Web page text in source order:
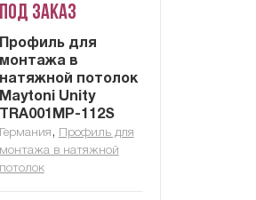
Под заказ
Профиль для
монтажа в
натяжной потолок
Maytoni Unity
TRA001MP-112S
Германия , Профиль для
монтажа в натяжной
потолок